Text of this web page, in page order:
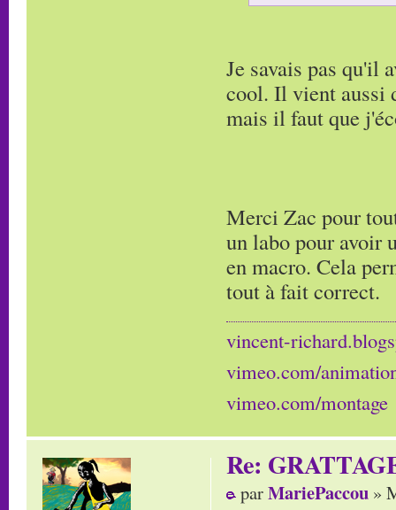
Je savais pas qu'il
cool. Il vient aussi
mais il faut que
Merci Zac pour
un labo pour avoir
en macro. Cela
tout à fait correct.
vincent-
vimeo.com/
vimeo.com/montage
Re:
parMariePaccou »